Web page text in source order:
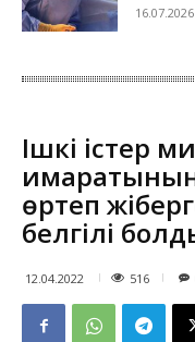
16.07.2026